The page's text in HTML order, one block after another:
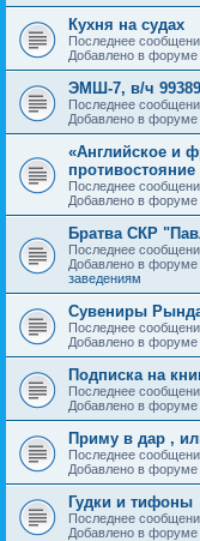
Кухня на судах
Последнее
Добавлено в форуме
ЭМШ-7, в/ч
Последнее
Добавлено в форуме
«Английское и
противостояние
Последнее
Добавлено в форуме
Братва СКР
Последнее
Добавлено в форуме
заведениям
Сувениры
Последнее
Добавлено в форуме
Подписка на
Последнее
Добавлено в форуме
Приму в дар ,
Последнее
Добавлено в форуме
Гудки и тифоны
Последнее
Добавлено в форуме